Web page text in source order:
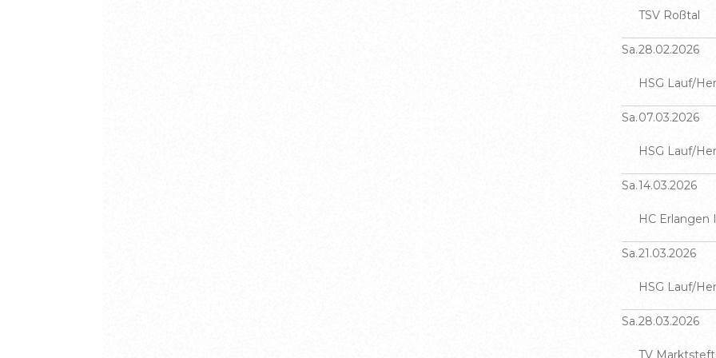
TSV Roßtal
Sa.28.02.2026
HSG Lauf/
Sa.07.03.2026
HSG Lauf/
Sa.14.03.2026
HC Erlangen
Sa.21.03.2026
HSG Lauf/
Sa.28.03.2026
TV Marktsteft